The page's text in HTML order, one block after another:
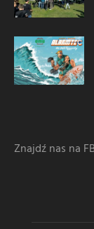
Znajdź nas na